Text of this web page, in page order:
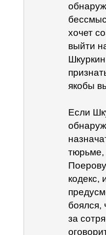
хочет
выйти
якобы
Если
тюрьме,
кодекс,
боялся,
за